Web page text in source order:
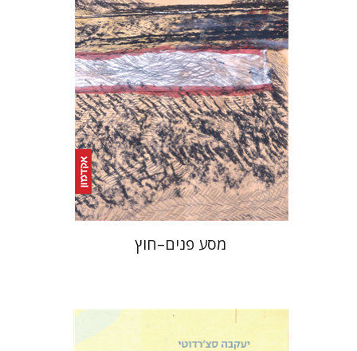
הנחת אתר ספר מודפס
$28
$25
מסע פנים–חוץ